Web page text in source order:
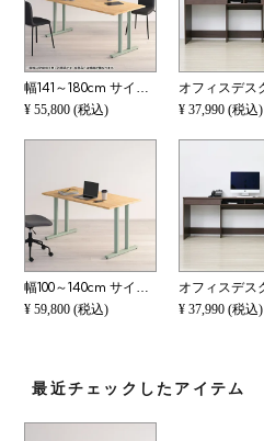
¥ 55,800 (税込)
¥ 37,990 (税込)
¥ 59,800 (税込)
¥ 37,990 (税込)
最近チェックしたアイテム